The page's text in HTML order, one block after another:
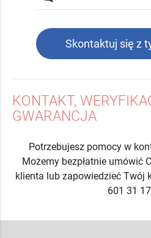
Skontaktuj się z
KONTAKT,
GWARANCJA
Potrzebujesz pomocy w
Możemy bezpłatnie umówić
klienta lub zapowiedzieć Twój
601 31